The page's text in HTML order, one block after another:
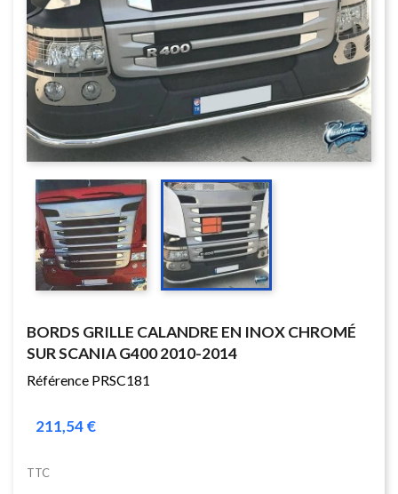
BORDS GRILLE CALANDRE EN INOX CHROMÉ
SUR SCANIA G400 2010-2014
Référence PRSC181
211,54 €
TTC